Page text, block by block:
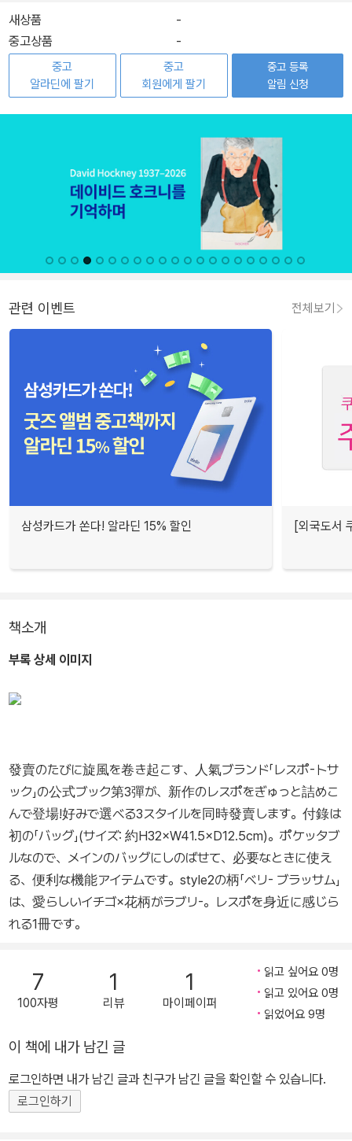
새상품
-
중고상품
-
중고
알라딘에 팔기
중고
회원에게 팔기
중고 등록
알림 신청
관련 이벤트 전체보기
삼성카드가 쏜다! 알라딘 15% 할인 [외국도서
책소개
부록 상세 이미지
發賣のたびに旋風を卷き起こす、人氣ブランド「レスポ-トサ
ック」の公式ブック第3彈が、新作のレスポをぎゅっと詰めこ
んで登場!好みで選べる3スタイルを同時發賣します。付錄は
初の「バッグ」(サイズ: 約H32×W41.5×D12.5cm)。ポケッタブ
ルなので、メインのバッグにしのばせて、必要なときに使え
る、便利な機能アイテムです。style2の柄「ベリ- ブラッサム」
は、愛らしいイチゴ×花柄がラブリ-。レスポを身近に感じら
れる1冊です。
7
100자평
1
리뷰
1
마이페이퍼
읽고 싶어요 0명
읽고 있어요 0명
읽었어요 9명
이 책에 내가 남긴 글
로그인하면 내가 남긴 글과 친구가 남긴 글을 확인할 수 있습니다.
로그인하기